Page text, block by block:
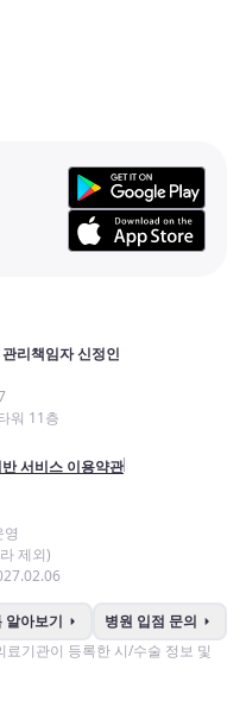
리책임자 신정인
워 11층
서비스 이용약관
제외)
알아보기 arrow_right 병원 입점 문의 arrow_right
기관이 등록한 시/수술 정보 및